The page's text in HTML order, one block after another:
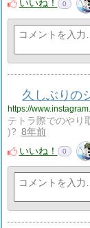
いいね！ 0
久しぶりの
https://
テトラ際でのやり
)? 8年前
いいね！
0